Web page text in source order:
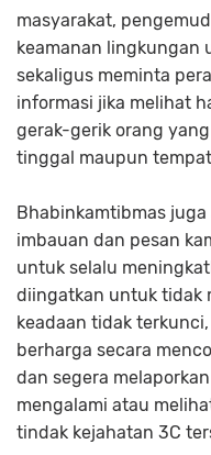
masyarakat,
keamanan lingkungan
sekaligus meminta
informasi jika melihat
gerak-gerik orang
tinggal maupun
Bhabinkamtibmas
imbauan dan pesan
untuk selalu
diingatkan untuk tidak
keadaan tidak
berharga secara
dan segera
mengalami atau
tindak kejahatan 3C